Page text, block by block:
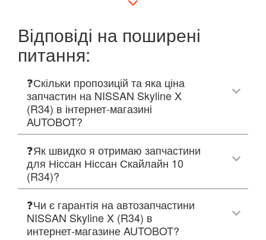
Відповіді на поширені
питання:
❓Скільки пропозицій та яка ціна
запчастин на NISSAN Skyline X
(R34) в інтернет-магазині
AUTOBOT?
❓Як швидко я отримаю запчастини
для Ніссан Ніссан Скайлайн 10
(R34)?
❓Чи є гарантія на автозапчастини
NISSAN Skyline X (R34) в
интернет-магазине AUTOBOT?